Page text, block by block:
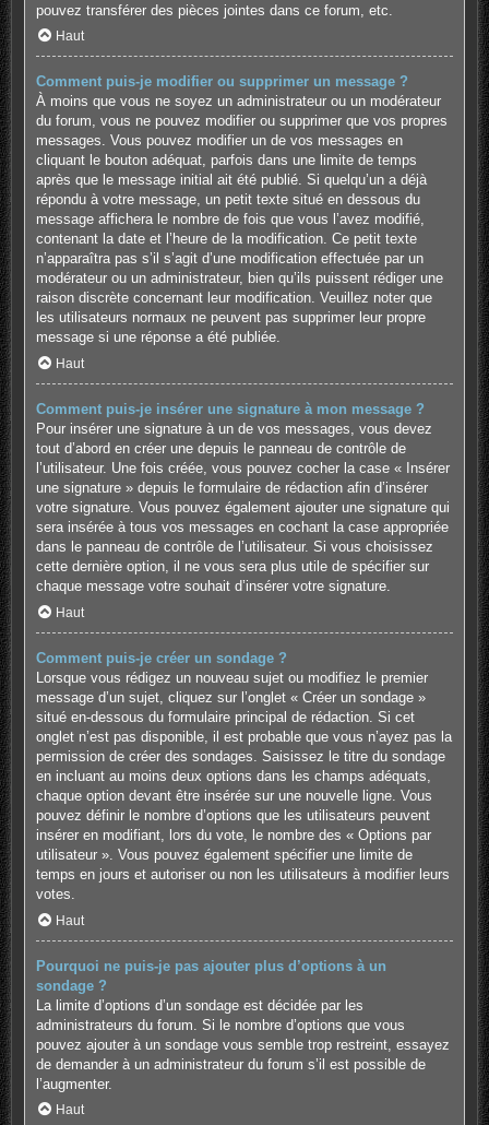
pouvez transférer des pièces jointes dans ce forum, etc.
Haut
Comment puis-je modifier ou supprimer un message ?
À moins que vous ne soyez un administrateur ou un modérateur
du forum, vous ne pouvez modifier ou supprimer que vos propres
messages. Vous pouvez modifier un de vos messages en
cliquant le bouton adéquat, parfois dans une limite de temps
après que le message initial ait été publié. Si quelqu’un a déjà
répondu à votre message, un petit texte situé en dessous du
message affichera le nombre de fois que vous l’avez modifié,
contenant la date et l’heure de la modification. Ce petit texte
n’apparaîtra pas s’il s’agit d’une modification effectuée par un
modérateur ou un administrateur, bien qu’ils puissent rédiger une
raison discrète concernant leur modification. Veuillez noter que
les utilisateurs normaux ne peuvent pas supprimer leur propre
message si une réponse a été publiée.
Haut
Comment puis-je insérer une signature à mon message ?
Pour insérer une signature à un de vos messages, vous devez
tout d’abord en créer une depuis le panneau de contrôle de
l’utilisateur. Une fois créée, vous pouvez cocher la case « Insérer
une signature » depuis le formulaire de rédaction afin d’insérer
votre signature. Vous pouvez également ajouter une signature qui
sera insérée à tous vos messages en cochant la case appropriée
dans le panneau de contrôle de l’utilisateur. Si vous choisissez
cette dernière option, il ne vous sera plus utile de spécifier sur
chaque message votre souhait d’insérer votre signature.
Haut
Comment puis-je créer un sondage ?
Lorsque vous rédigez un nouveau sujet ou modifiez le premier
message d’un sujet, cliquez sur l’onglet « Créer un sondage »
situé en-dessous du formulaire principal de rédaction. Si cet
onglet n’est pas disponible, il est probable que vous n’ayez pas la
permission de créer des sondages. Saisissez le titre du sondage
en incluant au moins deux options dans les champs adéquats,
chaque option devant être insérée sur une nouvelle ligne. Vous
pouvez définir le nombre d’options que les utilisateurs peuvent
insérer en modifiant, lors du vote, le nombre des « Options par
utilisateur ». Vous pouvez également spécifier une limite de
temps en jours et autoriser ou non les utilisateurs à modifier leurs
votes.
Haut
Pourquoi ne puis-je pas ajouter plus d’options à un
sondage ?
La limite d’options d’un sondage est décidée par les
administrateurs du forum. Si le nombre d’options que vous
pouvez ajouter à un sondage vous semble trop restreint, essayez
de demander à un administrateur du forum s’il est possible de
l’augmenter.
Haut